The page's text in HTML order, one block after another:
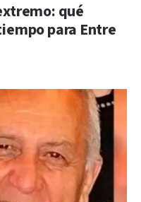
qué
para Entre